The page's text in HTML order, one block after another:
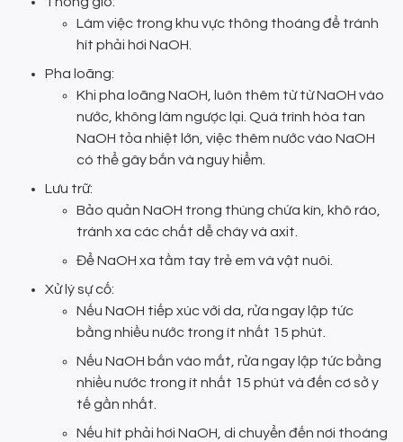
Làm việc trong khu vực thông thoáng để tránh
hít phải hơi NaOH.
Pha loãng:
Khi pha loãng NaOH, luôn thêm từ từ NaOH vào
nước, không làm ngược lại. Quá trình hòa tan
NaOH tỏa nhiệt lớn, việc thêm nước vào NaOH
có thể gây bắn và nguy hiểm.
Lưu trữ:
Bảo quản NaOH trong thùng chứa kín, khô ráo,
tránh xa các chất dễ cháy và axit.
Để NaOH xa tầm tay trẻ em và vật nuôi.
Xử lý sự cố:
Nếu NaOH tiếp xúc với da, rửa ngay lập tức
bằng nhiều nước trong ít nhất 15 phút.
Nếu NaOH bắn vào mắt, rửa ngay lập tức bằng
nhiều nước trong ít nhất 15 phút và đến cơ sở y
tế gần nhất.
Nếu hít phải hơi NaOH, di chuyển đến nơi thoáng